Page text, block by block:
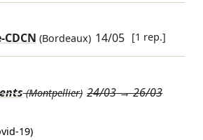
(Bordeaux) 14/05 [1 rep.]
(Montpellier) 24/03→26/03
19)